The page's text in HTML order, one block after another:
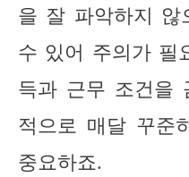
을 잘 파악하지 않
수 있어 주의가 필
득과 근무 조건을
적으로 매달 꾸준
중요하죠.